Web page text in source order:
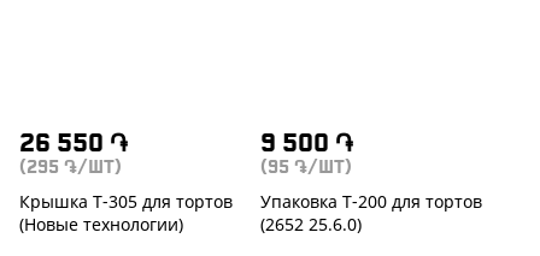
26 550 ֏
(295 ֏ /ШТ)
Крышка Т-305 для тортов
(Новые технологии)
9 500 ֏
(95 ֏ /ШТ)
Упаковка Т-200 для тортов
(2652 25.6.0)